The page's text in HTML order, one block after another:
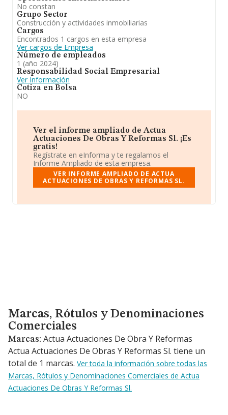
No constan
Grupo Sector
Construcción y actividades inmobiliarias
Cargos
Encontrados 1 cargos en esta empresa
Ver cargos de Empresa
Número de empleados
1 (año 2024)
Responsabilidad Social Empresarial
Ver Información
Cotiza en Bolsa
NO
Ver el informe ampliado de Actua
Actuaciones De Obras Y Reformas Sl. ¡Es
gratis!
Regístrate en eInforma y te regalamos el
Informe Ampliado de esta empresa.
VER INFORME AMPLIADO DE ACTUA
ACTUACIONES DE OBRAS Y REFORMAS SL.
Marcas, Rótulos y Denominaciones Comerciales
Marcas, Rótulos y Denominaciones
Comerciales
Marcas: Actua Actuaciones De Obra Y Reformas
Actua Actuaciones De Obras Y Reformas Sl. tiene un
total de 1 marcas. Ver toda la información sobre todas las
Marcas, Rótulos y Denominaciones Comerciales de Actua
Actuaciones De Obras Y Reformas Sl.